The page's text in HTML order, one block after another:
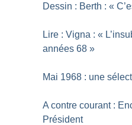
Dessin : Berth : «
Lire : Vigna : «
années 68 »
Mai 1968 : une
A contre courant :
Président